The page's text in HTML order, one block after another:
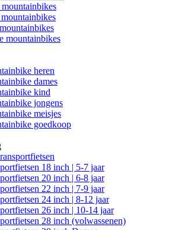
mountainbikes
heren
dames
kind
jongens
meisjes
goedkoop
18 inch | 5-7 jaar
20 inch | 6-8 jaar
22 inch | 7-9 jaar
24 inch | 8-12 jaar
26 inch | 10-14 jaar
28 inch (volwassenen)